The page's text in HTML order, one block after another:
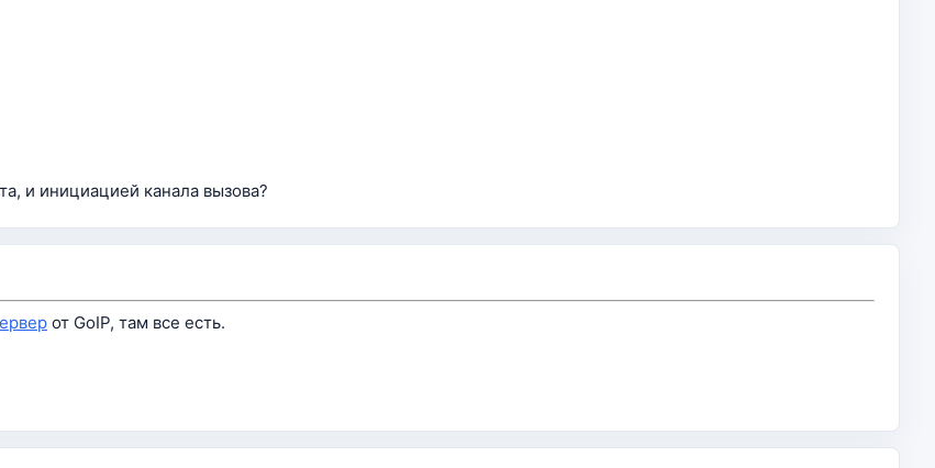
и инициацией канала вызова?
от GoIP, там все есть.